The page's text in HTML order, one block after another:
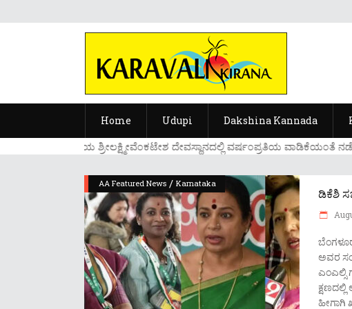
Home Udupi Dakshina Kannada
....ಉಡುಪಿಯ ಶ್ರೀಲಕ್ಷ್ಮೀವೆ೦ಕಟೇಶ ದೇವಸ್ಥಾನದಲ್ಲಿ ವರ್ಷ೦ಪ್ರತಿಯ ವಾಡಿಕೆಯ೦ತೆ
AA Featured News / Karnataka
ಡಿಕೆಶಿ
ಅವರ
ಎಂಎಲ್ಸಿ
ಹೀಗಾಗಿ